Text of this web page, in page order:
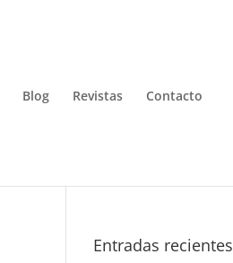
Blog Revistas Contacto
Entradas recientes